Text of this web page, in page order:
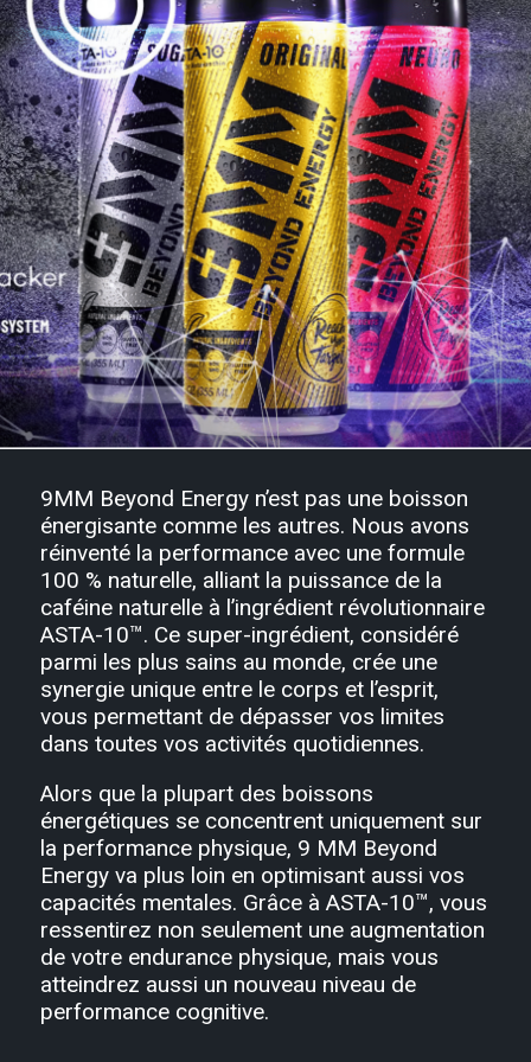
9MM Beyond Energy n’est pas une boisson
énergisante comme les autres. Nous avons
réinventé la performance avec une formule
100 % naturelle, alliant la puissance de la
caféine naturelle à l’ingrédient révolutionnaire
ASTA-10™. Ce super-ingrédient, considéré
parmi les plus sains au monde, crée une
synergie unique entre le corps et l’esprit,
vous permettant de dépasser vos limites
dans toutes vos activités quotidiennes.
Alors que la plupart des boissons
énergétiques se concentrent uniquement sur
la performance physique, 9 MM Beyond
Energy va plus loin en optimisant aussi vos
capacités mentales. Grâce à ASTA-10™, vous
ressentirez non seulement une augmentation
de votre endurance physique, mais vous
atteindrez aussi un nouveau niveau de
performance cognitive.